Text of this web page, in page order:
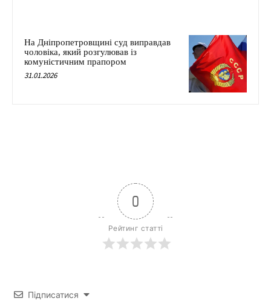
На Дніпропетровщині суд виправдав
чоловіка, який розгулював із
комуністичним прапором
31.01.2026
0
Рейтинг статті
Підписатися